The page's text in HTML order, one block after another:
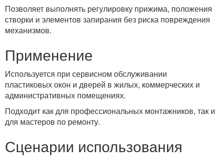
Позволяет выполнять регулировку прижима, положения
створки и элементов запирания без риска повреждения
механизмов.
Применение
Используется при сервисном обслуживании
пластиковых окон и дверей в жилых, коммерческих и
административных помещениях.
Подходит как для профессиональных монтажников, так и
для мастеров по ремонту.
Сценарии использования